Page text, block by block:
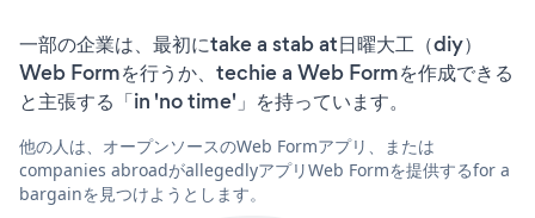
一部の企業は、最初にtake a stab at日曜大工（diy）
Web Formを行うか、techie a Web Formを作成できる
と主張する「in 'no time'」を持っています。
他の人は、オープンソースのWeb Formアプリ、または
companies abroadがallegedlyアプリWeb Formを提供するfor a
bargainを見つけようとします。